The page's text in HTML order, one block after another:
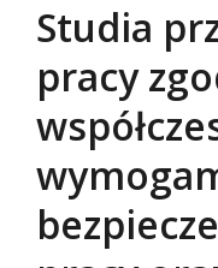
Studia
pracy